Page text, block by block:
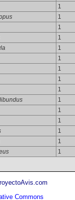
1
1
1
1
1
1
1
1
1
1
1
1
1
1
1
Commons